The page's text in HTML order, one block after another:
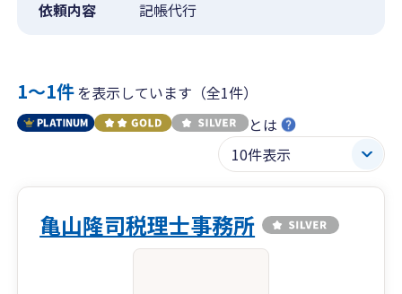
依頼内容
記帳代行
1〜1件を表示しています（全1件）
とは
亀山隆司税理士事務所